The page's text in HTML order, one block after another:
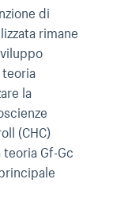
di
rimane
la
(CHC)
Gf-Gc